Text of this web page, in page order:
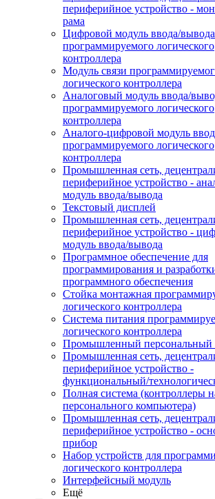
периферийное устройство -
рама
Цифровой модуль ввода/вывода
программируемого логического
контроллера
Модуль связи
логического контроллера
Аналоговый модуль ввода/
программируемого логического
контроллера
Аналого-цифровой модуль
программируемого логического
контроллера
Промышленная сеть,
периферийное устройство -
модуль ввода/вывода
Текстовый дисплей
Промышленная сеть,
периферийное устройство -
модуль ввода/вывода
Программное обеспечение для
программирования и
программного обеспечения
Стойка монтажная
логического контроллера
Система питания
логического контроллера
Промышленный персональный
Промышленная сеть,
периферийное устройство -
функциональный/
Полная система (контроллеры
персонального компьютера)
Промышленная сеть,
периферийное устройство -
прибор
Набор устройств для
логического контроллера
Интерфейсный модуль
Ещё